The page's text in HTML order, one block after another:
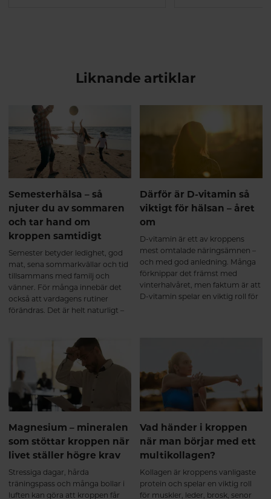
Liknande artiklar
Semesterhälsa – så
njuter du av sommaren
och tar hand om
kroppen samtidigt
Semester betyder ledighet, god
mat, sena sommarkvällar och tid
tillsammans med familj och
vänner. För många innebär det
också att vardagens rutiner
förändras. Det är helt naturligt –
Därför är D-vitamin så
viktigt för hälsan – året
om
D-vitamin är ett av kroppens
mest omtalade näringsämnen –
och med god anledning. Många
förknippar det främst med
vinterhalvåret, men faktum är att
D-vitamin spelar en viktig roll för
en normal benstomme.
Magnesium – mineralen
som stöttar kroppen när
livet ställer högre krav
Stressiga dagar, hårda
träningspass och många bollar i
luften kan göra att kroppen får
Vad händer i kroppen
när man börjar med ett
multikollagen?
Kollagen är kroppens vanligaste
protein och spelar en viktig roll
för muskler, leder, brosk, senor